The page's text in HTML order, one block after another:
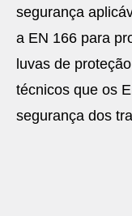
segurança
a EN 166 para
luvas de
técnicos que os
segurança dos